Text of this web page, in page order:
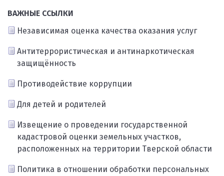
ВАЖНЫЕ ССЫЛКИ
Независимая оценка качества оказания услуг
Антитеррористическая и антинаркотическая
защищённость
Противодействие коррупции
Для детей и родителей
Извещение о проведении государственной
кадастровой оценки земельных участков,
расположенных на территории Тверской области
Политика в отношении обработки персональных